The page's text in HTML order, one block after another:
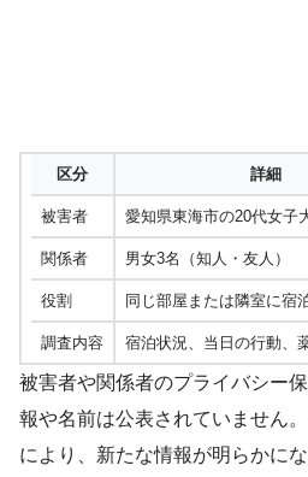
区分 詳細
被害者 愛知県東海市の20代女子
関係者 男女3名（知人・友人）
役割 同じ部屋または隣室に宿
調査内容 宿泊状況、当日の行動、
被害者や関係者のプライバシー
報や名前は公表されていません
により、新たな情報が明らかに